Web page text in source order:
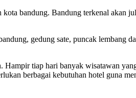
bandung. Bandung terkenal akan
gedung sate, puncak
Hampir tiap hari banyak wisatawan
berbagai kebutuhan hotel guna